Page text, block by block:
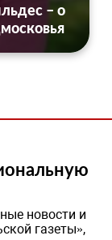
– о
новости и
газеты»,